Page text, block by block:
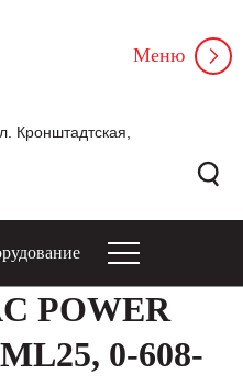
Кронштадтская,
Меню
POWER
0-608-